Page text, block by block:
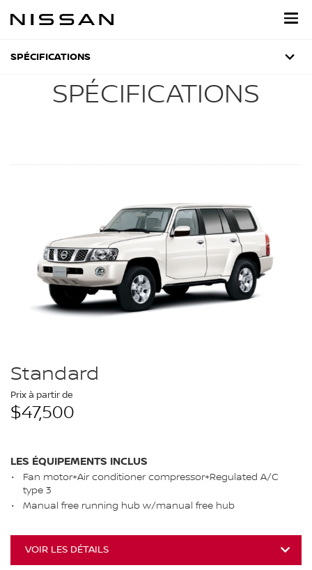
directement
SPÉCIFICATIONS
SPÉCIFICATIONS
Standard
Prix à partir de
$47,500
LES ÉQUIPEMENTS INCLUS
Fan motor+Air conditioner compressor+Regulated A/C
type 3
Manual free running hub w/manual free hub
VOIR LES DÉTAILS